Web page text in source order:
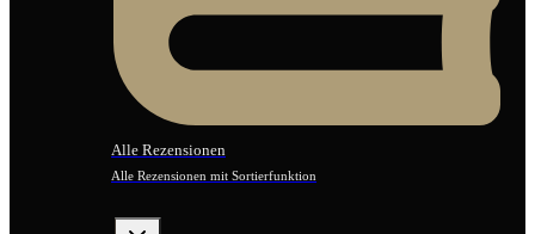
Alle Rezensionen
Alle Rezensionen mit Sortierfunktion
Untermenü